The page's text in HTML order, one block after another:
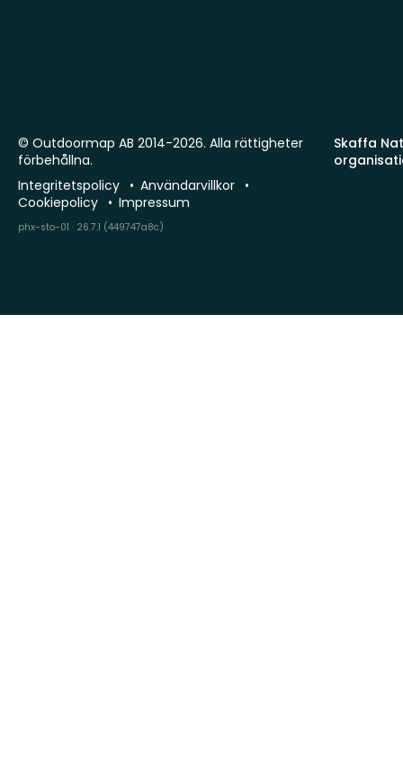
Skaffa
© Outdoormap AB 2014-2026. Alla rättigheter
förbehållna.
Integritetspolicy
Användarvillkor
Cookiepolicy
Impressum
phx-sto-01 · 26.7.1 (449747a8c)